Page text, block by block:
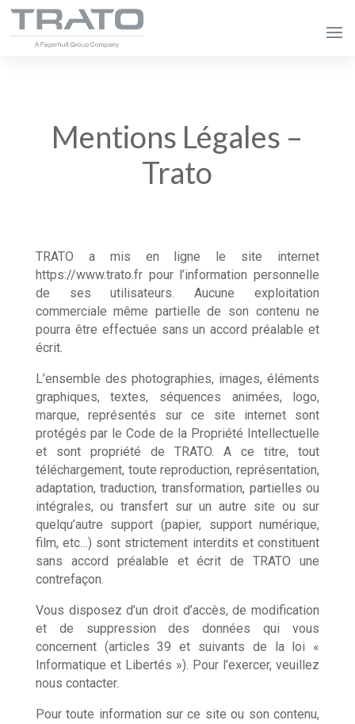
Mentions Légales –
Trato
TRATO a mis en ligne le site internet
https://www.trato.fr pour l’information personnelle
de ses utilisateurs. Aucune exploitation
commerciale même partielle de son contenu ne
pourra être effectuée sans un accord préalable et
écrit.
L’ensemble des photographies, images, éléments
graphiques, textes, séquences animées, logo,
marque, représentés sur ce site internet sont
protégés par le Code de la Propriété Intellectuelle
et sont propriété de TRATO. A ce titre, tout
téléchargement, toute reproduction, représentation,
adaptation, traduction, transformation, partielles ou
intégrales, ou transfert sur un autre site ou sur
quelqu’autre support (papier, support numérique,
film, etc…) sont strictement interdits et constituent
sans accord préalable et écrit de TRATO une
contrefaçon.
Vous disposez d’un droit d’accès, de modification
et de suppression des données qui vous
concernent (articles 39 et suivants de la loi «
Informatique et Libertés »). Pour l’exercer, veuillez
nous contacter.
Pour toute information sur ce site ou son contenu,